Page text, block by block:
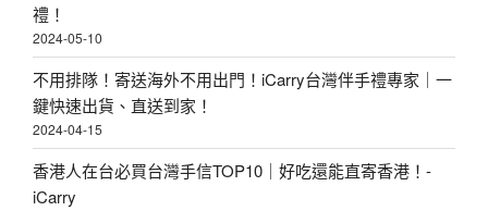
禮！
2024-05-10
不用排隊！寄送海外不用出門！iCarry台灣伴手禮專家｜一
鍵快速出貨、直送到家！
2024-04-15
香港人在台必買台灣手信TOP10｜好吃還能直寄香港！-
iCarry